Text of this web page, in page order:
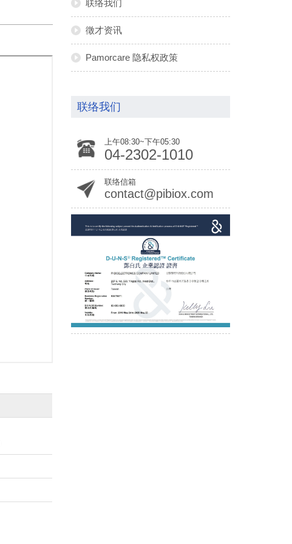
联络我们
徵才资讯
Pamorcare 隐私权政策
联络我们
上午08:30~下午05:30
04-2302-1010
联络信箱
contact@pibiox.com